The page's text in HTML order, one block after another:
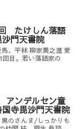
たけしん落語
門天書院
、平林 柳家喬之進 愛
目。若い落語家の
アンデルセン童
寺毘沙門天書院
のさんま/しっかりも